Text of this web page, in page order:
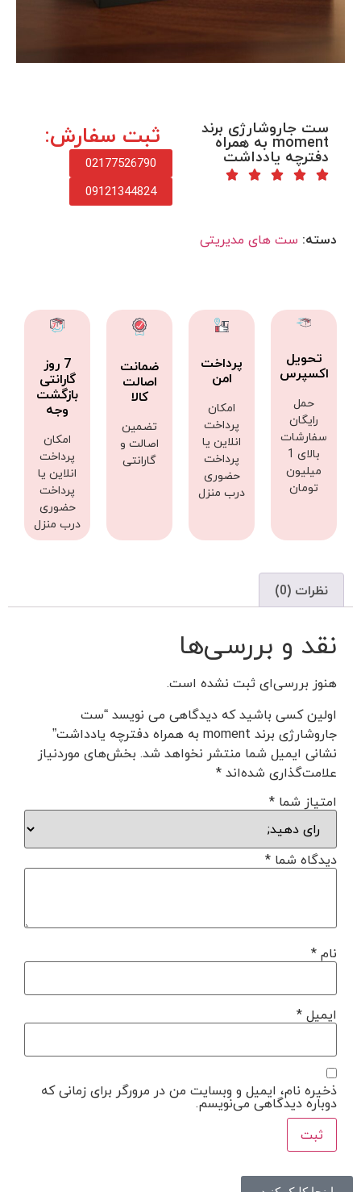
ست جاروشارژی برند
moment به همراه
دفترچه یادداشت
ثبت سفارش:
02177526790
09121344824
دسته: ست های مدیریتی
تحویل
اکسپرس
حمل
رایگان
سفارشات
بالای 1
میلیون
تومان
پرداخت
امن
امکان
پرداخت
انلاین یا
پرداخت
حضوری
درب منزل
ضمانت
اصالت
کالا
تضمین
اصالت و
گارانتی
7 روز
گارانتی
بازگشت
وجه
امکان
پرداخت
انلاین یا
پرداخت
حضوری
درب منزل
نظرات (0)
نقد و بررسی‌ها
هنوز بررسی‌ای ثبت نشده است.
اولین کسی باشید که دیدگاهی می نویسد “ست
جاروشارژی برند moment به همراه دفترچه یادداشت”
نشانی ایمیل شما منتشر نخواهد شد. بخش‌های موردنیاز
علامت‌گذاری شده‌اند*
امتیاز شما *
دیدگاه شما *
نام*
ایمیل*
ذخیره نام، ایمیل و وبسایت من در مرورگر برای زمانی که
دوباره دیدگاهی می‌نویسم.